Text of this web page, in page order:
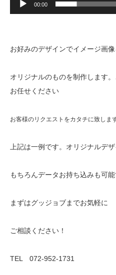
00:00
お好みのデザインでイメージ画像
オリジナルのものを制作します
お任せください
お客様のリクエストをカタチに致しま
上記は一例です。オリジナルデ
もちろんデータお持ち込みも可
まずはグッジョブまでお気軽に
ご相談ください！
TEL 072-952-1731